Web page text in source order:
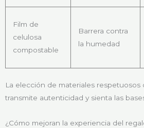
Film de
celulosa
compostable
Barrera contra
la humedad
La elección de materiales
transmite autenticidad y sienta las
¿Cómo mejoran la experiencia del